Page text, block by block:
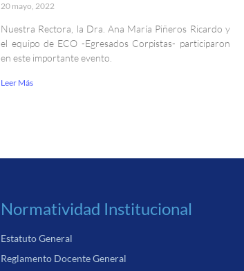
20 mayo, 2022
Nuestra Rectora, la Dra. Ana María Piñeros Ricardo y
el equipo de ECO -Egresados Corpistas- participaron
en este importante evento.
Leer Más
Normatividad Institucional
Estatuto General
Reglamento Docente General